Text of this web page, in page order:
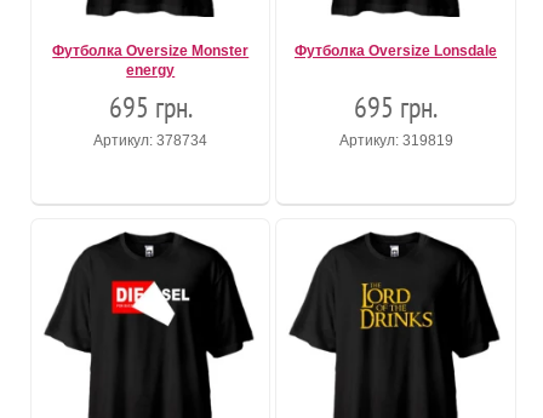
Футболка Oversize Monster
energy
695 грн.
Артикул: 378734
Футболка Oversize Lonsdale
695 грн.
Артикул: 319819